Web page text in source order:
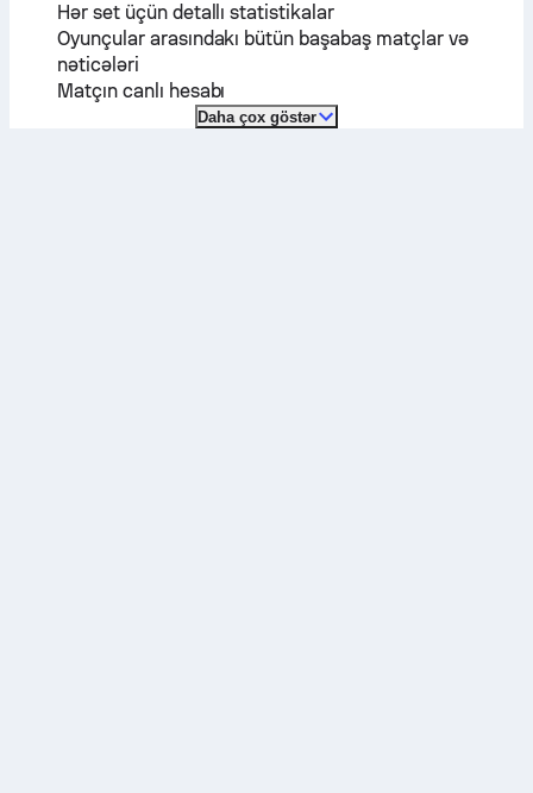
Hər set üçün detallı statistikalar
Oyunçular arasındakı bütün başabaş matçlar və
nəticələri
Matçın canlı hesabı
Daha çox göstər